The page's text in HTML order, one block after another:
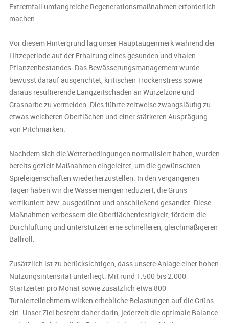
Extremfall umfangreiche Regenerationsmaßnahmen erforderlich
machen.
Vor diesem Hintergrund lag unser Hauptaugenmerk während der
Hitzeperiode auf der Erhaltung eines gesunden und vitalen
Pflanzenbestandes. Das Bewässerungsmanagement wurde
bewusst darauf ausgerichtet, kritischen Trockenstress sowie
daraus resultierende Langzeitschäden an Wurzelzone und
Grasnarbe zu vermeiden. Dies führte zeitweise zwangsläufig zu
etwas weicheren Oberflächen und einer stärkeren Ausprägung
von Pitchmarken.
Nachdem sich die Wetterbedingungen normalisiert haben, wurden
bereits gezielt Maßnahmen eingeleitet, um die gewünschten
Spieleigenschaften wiederherzustellen. In den vergangenen
Tagen haben wir die Wassermengen reduziert, die Grüns
vertikutiert bzw. ausgedünnt und anschließend gesandet. Diese
Maßnahmen verbessern die Oberflächenfestigkeit, fördern die
Durchlüftung und unterstützen eine schnelleren, gleichmäßigeren
Ballroll.
Zusätzlich ist zu berücksichtigen, dass unsere Anlage einer hohen
Nutzungsintensität unterliegt. Mit rund 1.500 bis 2.000
Startzeiten pro Monat sowie zusätzlich etwa 800
Turnierteilnehmern wirken erhebliche Belastungen auf die Grüns
ein. Unser Ziel besteht daher darin, jederzeit die optimale Balance